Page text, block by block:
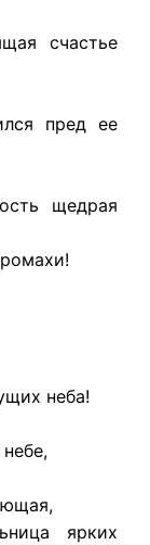
счастье
пред ее
щедрая
неба!
ярких